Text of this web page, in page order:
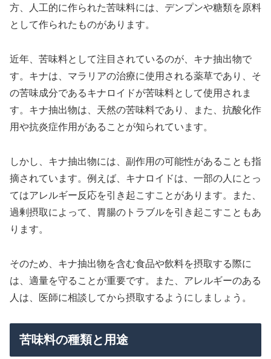
方、人工的に作られた苦味料には、デンプンや糖類を原料
として作られたものがあります。
近年、苦味料として注目されているのが、キナ抽出物で
す。キナは、マラリアの治療に使用される薬草であり、そ
の苦味成分であるキナロイドが苦味料として使用されま
す。キナ抽出物は、天然の苦味料であり、また、抗酸化作
用や抗炎症作用があることが知られています。
しかし、キナ抽出物には、副作用の可能性があることも指
摘されています。例えば、キナロイドは、一部の人にとっ
てはアレルギー反応を引き起こすことがあります。また、
過剰摂取によって、胃腸のトラブルを引き起こすこともあ
ります。
そのため、キナ抽出物を含む食品や飲料を摂取する際に
は、適量を守ることが重要です。また、アレルギーのある
人は、医師に相談してから摂取するようにしましょう。
苦味料の種類と用途